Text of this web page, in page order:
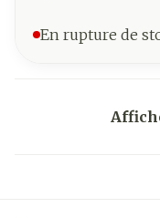
En rupture de